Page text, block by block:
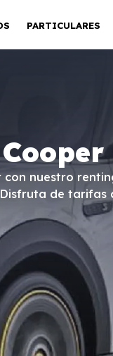
PARTICULARES
con nuestro
de